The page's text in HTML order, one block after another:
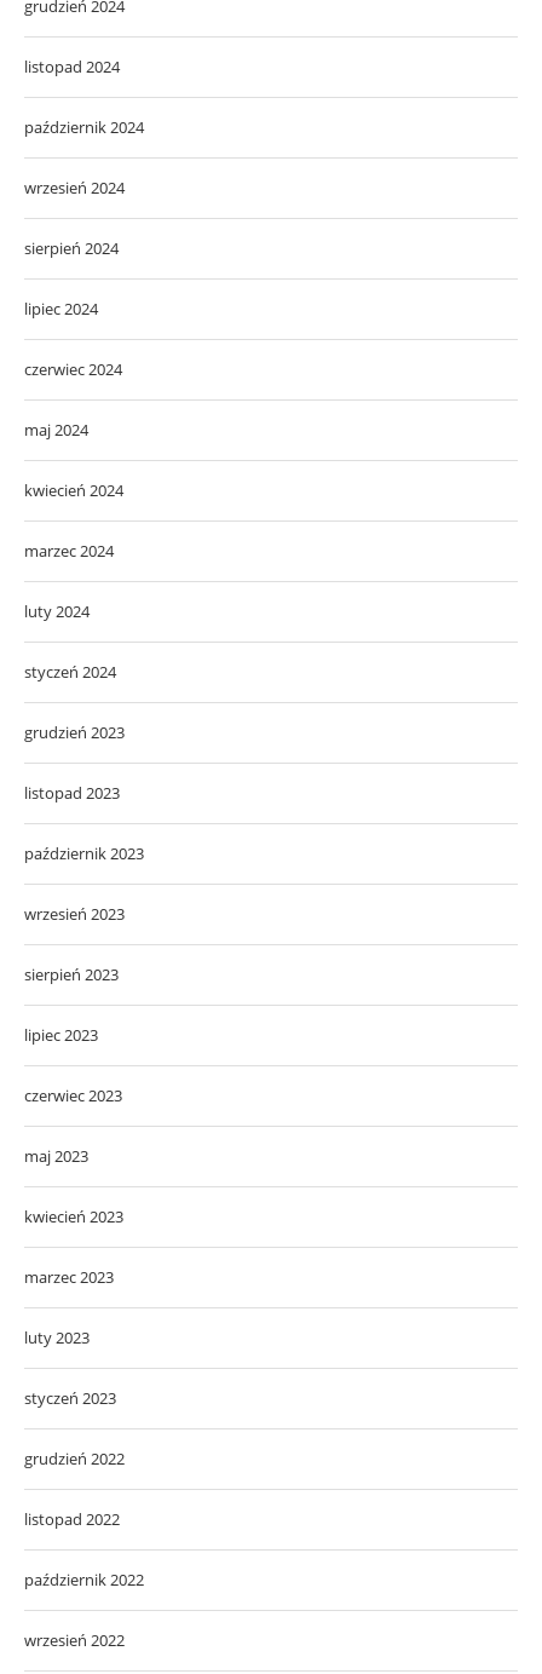
grudzień 2024
listopad 2024
październik 2024
wrzesień 2024
sierpień 2024
lipiec 2024
czerwiec 2024
maj 2024
kwiecień 2024
marzec 2024
luty 2024
styczeń 2024
grudzień 2023
listopad 2023
październik 2023
wrzesień 2023
sierpień 2023
lipiec 2023
czerwiec 2023
maj 2023
kwiecień 2023
marzec 2023
luty 2023
styczeń 2023
grudzień 2022
listopad 2022
październik 2022
wrzesień 2022